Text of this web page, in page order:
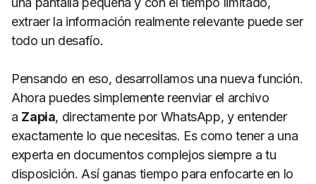
extraer la información realmente relevante puede ser
todo un desafío.
Pensando en eso, desarrollamos una nueva función.
Ahora puedes simplemente reenviar el archivo
a Zapia, directamente por WhatsApp, y entender
exactamente lo que necesitas. Es como tener a una
experta en documentos complejos siempre a tu
disposición. Así ganas tiempo para enfocarte en lo